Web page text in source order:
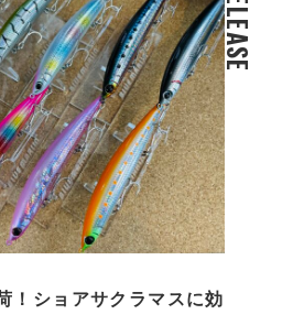
RELEASE
ショアサクラマスに効